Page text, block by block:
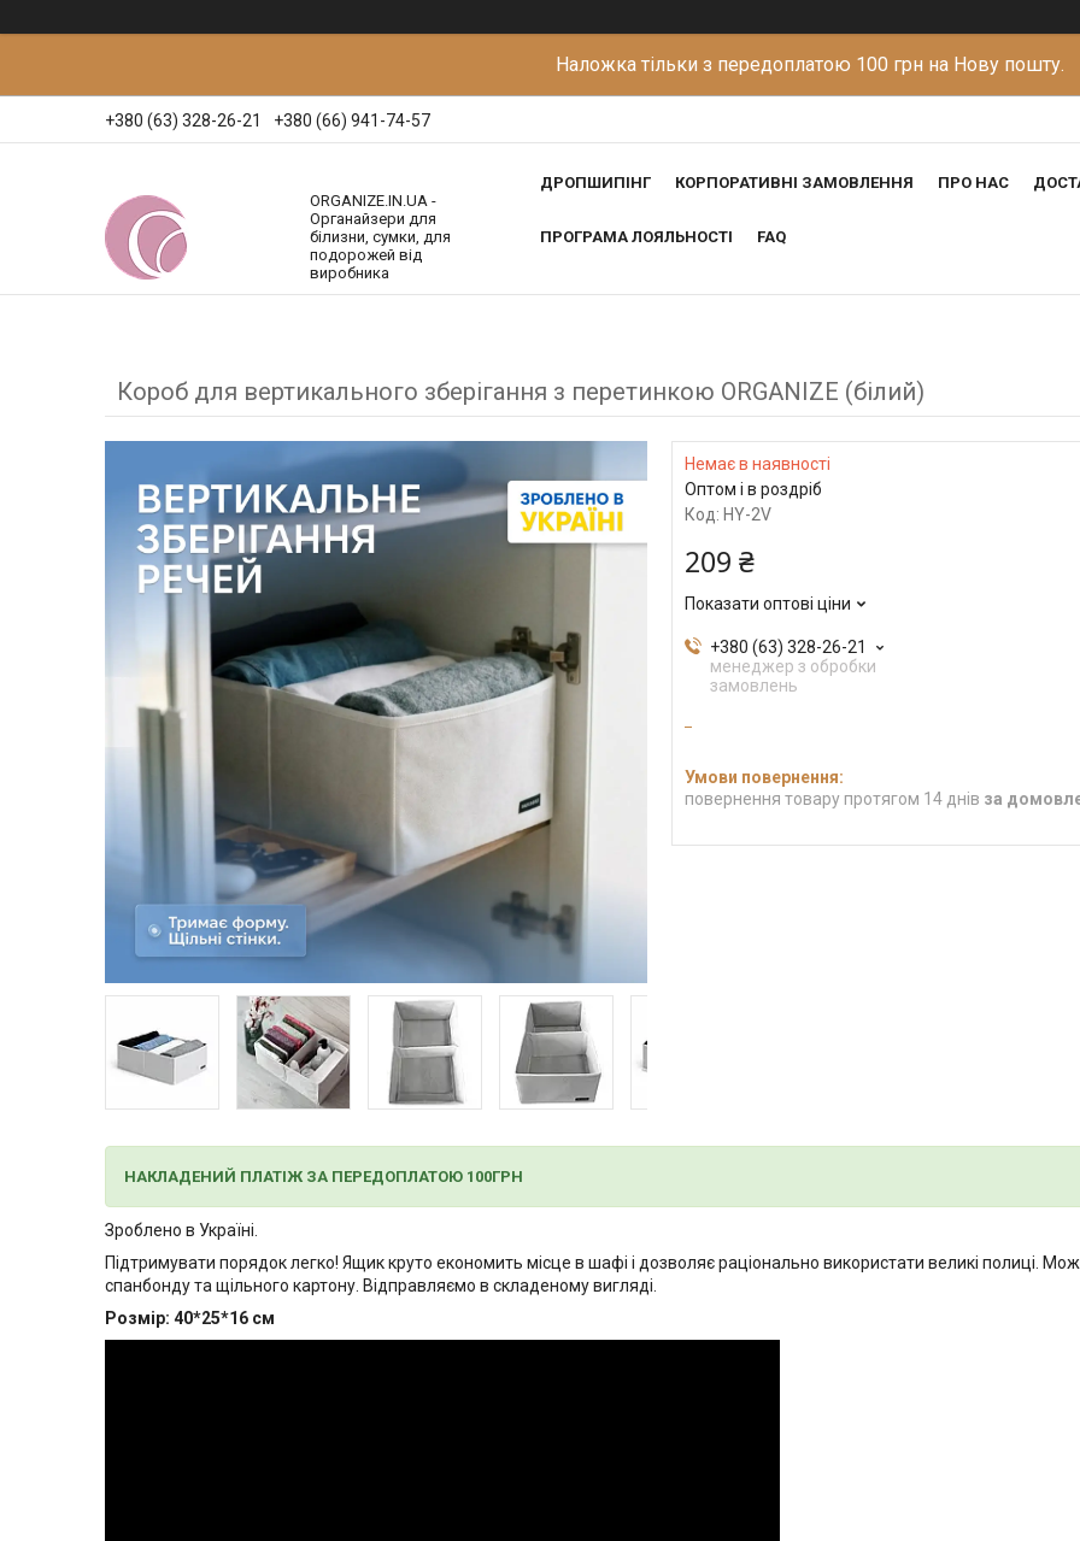
Наложка тільки з передоплатою 100 грн на Нову пошту.
+380 (63) 328-26-21 +380 (66) 941-74-57
ORGANIZE.IN.UA -
Органайзери для
білизни, сумки, для
подорожей від
виробника
ДРОПШИПІНГ КОРПОРАТИВНІ ЗАМОВЛЕННЯ ПРО НАС
ПРОГРАМА ЛОЯЛЬНОСТІ FAQ
Короб для вертикального зберігання з перетинкою ORGANIZE (білий)
Немає в наявності
Оптом і в роздріб
Код: HY-2V
209 ₴
Показати оптові ціни
+380 (63) 328-26-21
менеджер з обробки
замовлень
повернення товару протягом 14 днів за
НАКЛАДЕНИЙ ПЛАТІЖ ЗА ПЕРЕДОПЛАТОЮ 100ГРН
Зроблено в Україні.
Підтримувати порядок легко! Ящик круто економить місце в шафі і дозволяє раціонально використати великі полиці.
спанбонду та щільного картону. Відправляємо в складеному вигляді.
Розмір: 40*25*16 см